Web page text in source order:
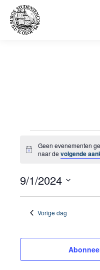
in
1
september
Bericht
Geen evenementen
naar de volgende
9/1/2024
Selecteer
een
Vorige dag